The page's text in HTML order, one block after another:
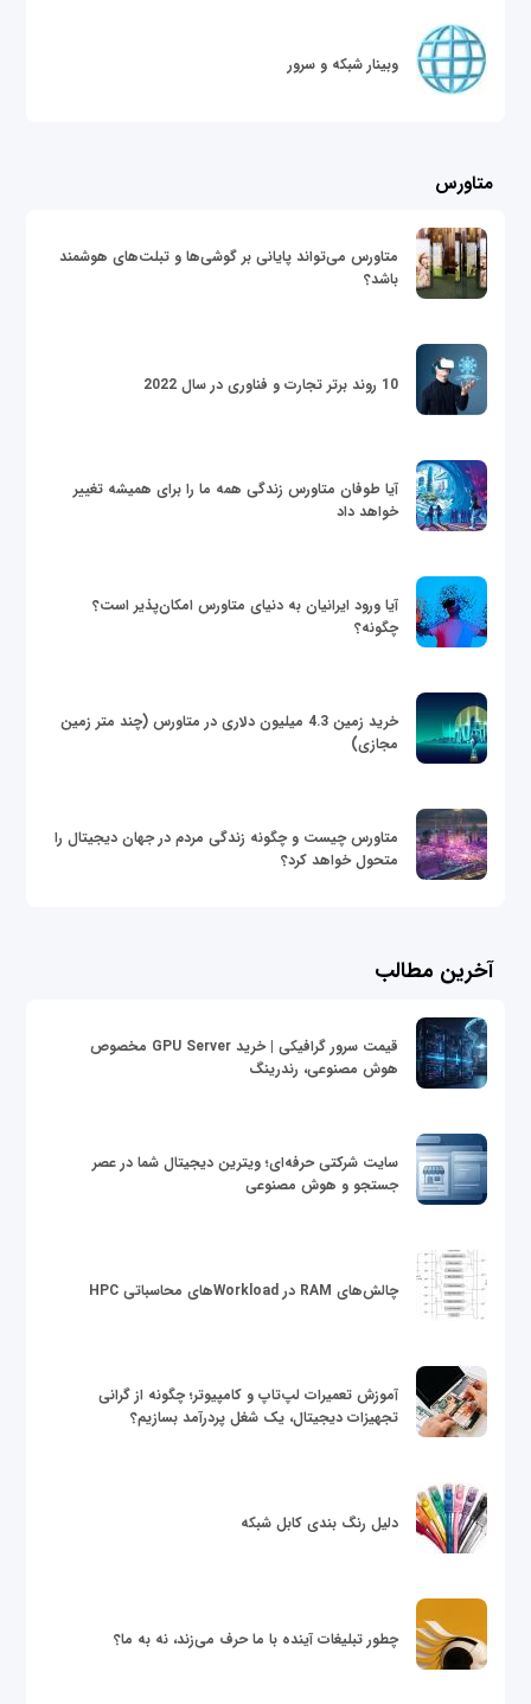
وبینار شبکه و سرور
متاورس
متاورس می‌تواند پایانی بر گوشی‌ها و تبلت‌های هوشمند
باشد؟
10 روند برتر تجارت و فناوری در سال 2022
آیا طوفان متاورس زندگی همه ما را برای همیشه تغییر
خواهد داد
آیا ورود ایرانیان به دنیای متاورس امکان‌پذیر است؟
چگونه؟
خرید زمین 4.3 میلیون دلاری در متاورس (چند متر زمین
مجازی)
متاورس چیست و چگونه زندگی مردم در جهان دیجیتال را
متحول خواهد کرد؟
آخرین مطالب
قیمت سرور گرافیکی | خرید GPU Server مخصوص
هوش مصنوعی، رندرینگ
سایت شرکتی حرفه‌ای؛ ویترین دیجیتال شما در عصر
جستجو و هوش مصنوعی
چالش‌های RAM در Workloadهای محاسباتی HPC
آموزش تعمیرات لپ‌تاپ و کامپیوتر؛ چگونه از گرانی
تجهیزات دیجیتال، یک شغل پردرآمد بسازیم؟
دلیل رنگ بندی کابل شبکه
چطور تبلیغات آینده با ما حرف می‌زند، نه به ما؟